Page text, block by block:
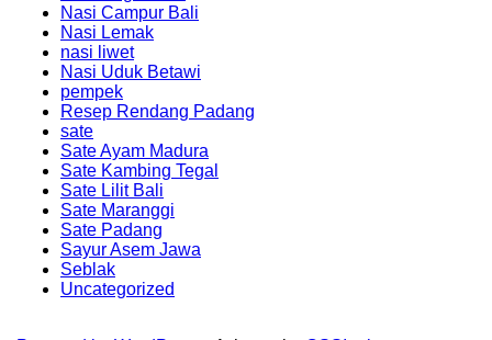
Nasi Campur Bali
Nasi Lemak
nasi liwet
Nasi Uduk Betawi
pempek
Resep Rendang Padang
sate
Sate Ayam Madura
Sate Kambing Tegal
Sate Lilit Bali
Sate Maranggi
Sate Padang
Sayur Asem Jawa
Seblak
Uncategorized